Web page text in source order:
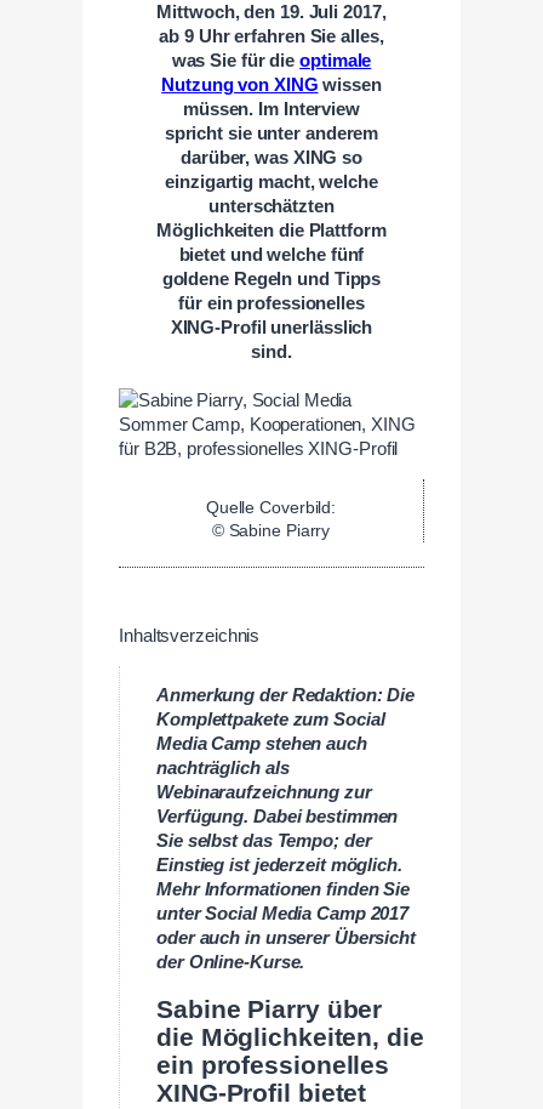
Mittwoch, den 19. Juli 2017,
ab 9 Uhr erfahren Sie alles,
was Sie für die optimale
Nutzung von XING wissen
müssen. Im Interview
spricht sie unter anderem
darüber, was XING so
einzigartig macht, welche
unterschätzten
Möglichkeiten die Plattform
bietet und welche fünf
goldene Regeln und Tipps
für ein professionelles
XING-Profil unerlässlich
sind.
Quelle Coverbild:
© Sabine Piarry
Inhaltsverzeichnis
Anmerkung der Redaktion: Die
Komplettpakete zum Social
Media Camp stehen auch
nachträglich als
Webinaraufzeichnung zur
Verfügung. Dabei bestimmen
Sie selbst das Tempo; der
Einstieg ist jederzeit möglich.
Mehr Informationen finden Sie
unter Social Media Camp 2017
oder auch in unserer Übersicht
der Online-Kurse.
Sabine Piarry über
die Möglichkeiten, die
ein professionelles
XING-Profil bietet